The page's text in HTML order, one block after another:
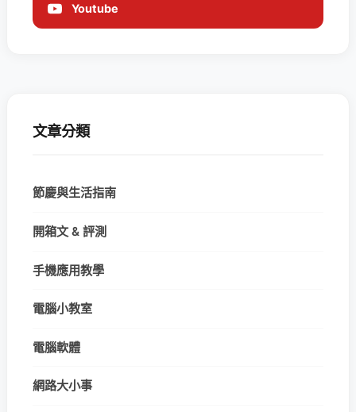
Youtube
文章分類
節慶與生活指南
開箱文 & 評測
手機應用教學
電腦小教室
電腦軟體
網路大小事